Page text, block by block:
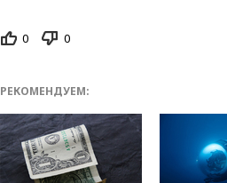
0 0
РЕКОМЕНДУЕМ: